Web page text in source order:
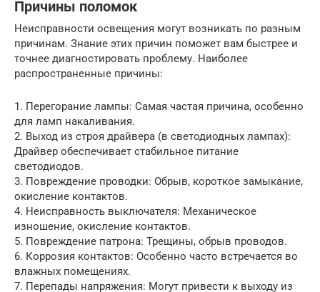
Причины поломок
Неисправности освещения могут возникать по разным
причинам. Знание этих причин поможет вам быстрее и
точнее диагностировать проблему. Наиболее
распространенные причины:
1. Перегорание лампы: Самая частая причина, особенно
для ламп накаливания.
2. Выход из строя драйвера (в светодиодных лампах):
Драйвер обеспечивает стабильное питание
светодиодов.
3. Повреждение проводки: Обрыв, короткое замыкание,
окисление контактов.
4. Неисправность выключателя: Механическое
изношение, окисление контактов.
5. Повреждение патрона: Трещины, обрыв проводов.
6. Коррозия контактов: Особенно часто встречается во
влажных помещениях.
7. Перепады напряжения: Могут привести к выходу из